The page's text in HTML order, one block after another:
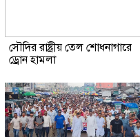
সৌদির রাষ্ট্রীয় তেল শোধনাগারে
ড্রোন হামলা